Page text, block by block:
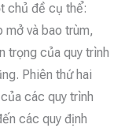
chủ đề cụ thể:
mở và bao trùm,
trọng của quy trình
Phiên thứ hai
các quy trình
các quy định